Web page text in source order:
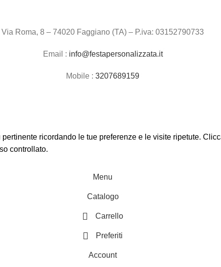
Via Roma, 8 – 74020 Faggiano (TA) – P.iva: 03152790733
Email : info@festapersonalizzata.it
Mobile : 3207689159
ricordando le tue preferenze e le visite ripetute.
controllato.
Menu
Catalogo
Carrello
Preferiti
Account